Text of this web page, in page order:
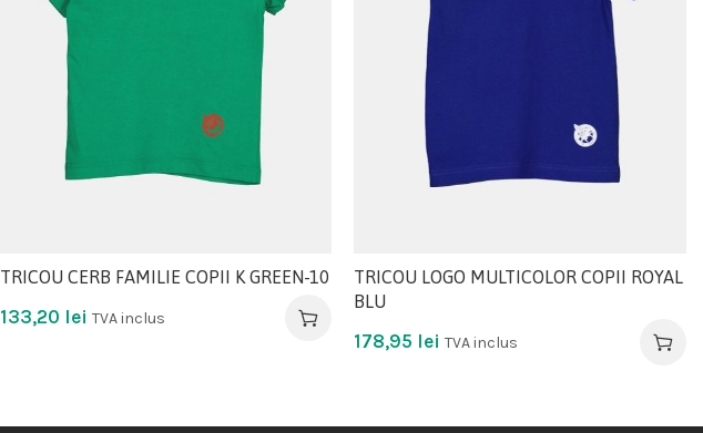
TRICOU CERB FAMILIE COPII K GREEN-10
133,20 lei TVA inclus
TRICOU LOGO MULTICOLOR COPII ROYAL
BLU
178,95 lei TVA inclus